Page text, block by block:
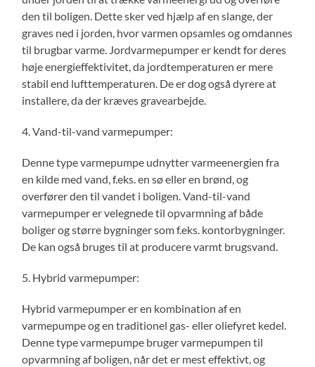
den til boligen. Dette sker ved hjælp af en slange, der
graves ned i jorden, hvor varmen opsamles og omdannes
til brugbar varme. Jordvarmepumper er kendt for deres
høje energieffektivitet, da jordtemperaturen er mere
stabil end lufttemperaturen. De er dog også dyrere at
installere, da der kræves gravearbejde.
4. Vand-til-vand varmepumper:
Denne type varmepumpe udnytter varmeenergien fra
en kilde med vand, f.eks. en sø eller en brønd, og
overfører den til vandet i boligen. Vand-til-vand
varmepumper er velegnede til opvarmning af både
boliger og større bygninger som f.eks. kontorbygninger.
De kan også bruges til at producere varmt brugsvand.
5. Hybrid varmepumper:
Hybrid varmepumper er en kombination af en
varmepumpe og en traditionel gas- eller oliefyret kedel.
Denne type varmepumpe bruger varmepumpen til
opvarmning af boligen, når det er mest effektivt, og